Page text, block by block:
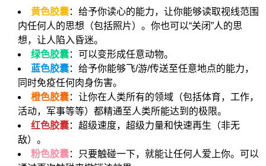
黄色胶囊：给予你读心的能力，让你能够读取视线范围
内任何人的思想（包括照片）。你也可以“关闭”人的思
想，让人陷入昏迷。
绿色胶囊：可以变形成任意动物。
蓝色胶囊：给予你能够飞/游/传送至任意地点的能力，
同时免疫任何肉身伤害。
橙色胶囊：让你在人类所有的领域（包括体育，工作，
活动，军事等等）都精通至人类所能达到的极限。
红色胶囊：超级速度，超级力量和快速再生（非无
敌）。
粉色胶囊：只要触碰一下，就能让任何人爱上你。可以